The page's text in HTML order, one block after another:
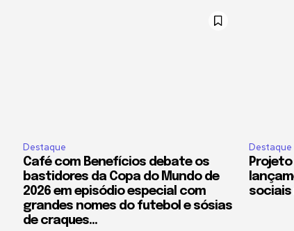
Destaque
Café com Benefícios debate os
bastidores da Copa do Mundo de
2026 em episódio especial com
grandes nomes do futebol e sósias
de craques...
Destaque
sociais